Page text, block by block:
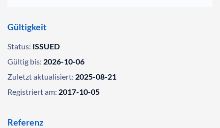
Gültigkeit
Status: ISSUED
Gültig bis: 2026-10-06
Zuletzt aktualisiert: 2025-08-21
Registriert am: 2017-10-05
Referenz